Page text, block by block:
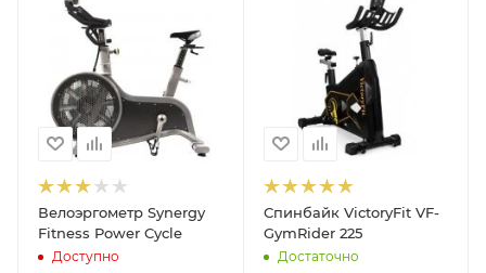
Велоэргометр Synergy
Fitness Power Cycle
Доступно
Спинбайк VictoryFit VF-
GymRider 225
Достаточно